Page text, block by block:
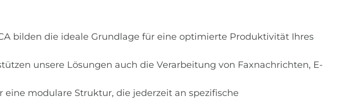
bilden die ideale Grundlage für eine optimierte Produktivität Ihres
unsere Lösungen auch die Verarbeitung von Faxnachrichten, E-
modulare Struktur, die jederzeit an spezifische